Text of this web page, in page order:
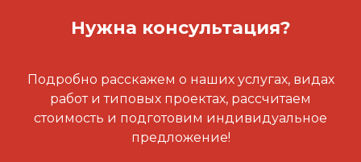
Нужна консультация?
Подробно расскажем о наших услугах, видах
работ и типовых проектах, рассчитаем
стоимость и подготовим индивидуальное
предложение!